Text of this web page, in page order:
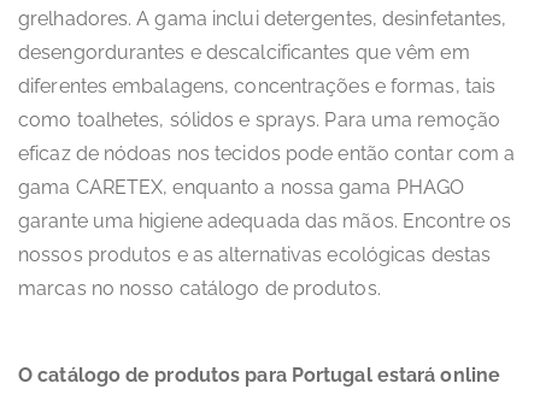
grelhadores. A gama inclui detergentes, desinfetantes,
desengordurantes e descalcificantes que vêm em
diferentes embalagens, concentrações e formas, tais
como toalhetes, sólidos e sprays. Para uma remoção
eficaz de nódoas nos tecidos pode então contar com a
gama CARETEX, enquanto a nossa gama PHAGO
garante uma higiene adequada das mãos. Encontre os
nossos produtos e as alternativas ecológicas destas
marcas no nosso catálogo de produtos.
O catálogo de produtos para Portugal estará online